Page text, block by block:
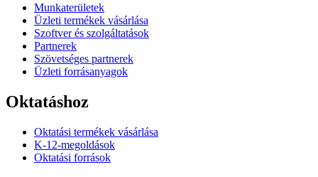
Munkaterületek
Üzleti termékek vásárlása
Szoftver és szolgáltatások
Partnerek
Szövetséges partnerek
Üzleti forrásanyagok
Oktatáshoz
Oktatási termékek vásárlása
K-12-megoldások
Oktatási források